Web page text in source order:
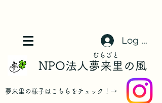
Log In
​むらざと
NPO法人夢来里の風
​夢来里の様子はこちらをチェック！→